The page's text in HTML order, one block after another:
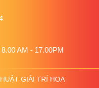
AM - 17.00PM
GIẢI TRÍ HOA